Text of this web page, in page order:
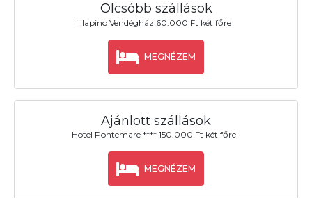
Olcsóbb szállások
il lapino Vendégház 60.000 Ft két főre
MEGNÉZEM
Ajánlott szállások
Hotel Pontemare **** 150.000 Ft két főre
MEGNÉZEM